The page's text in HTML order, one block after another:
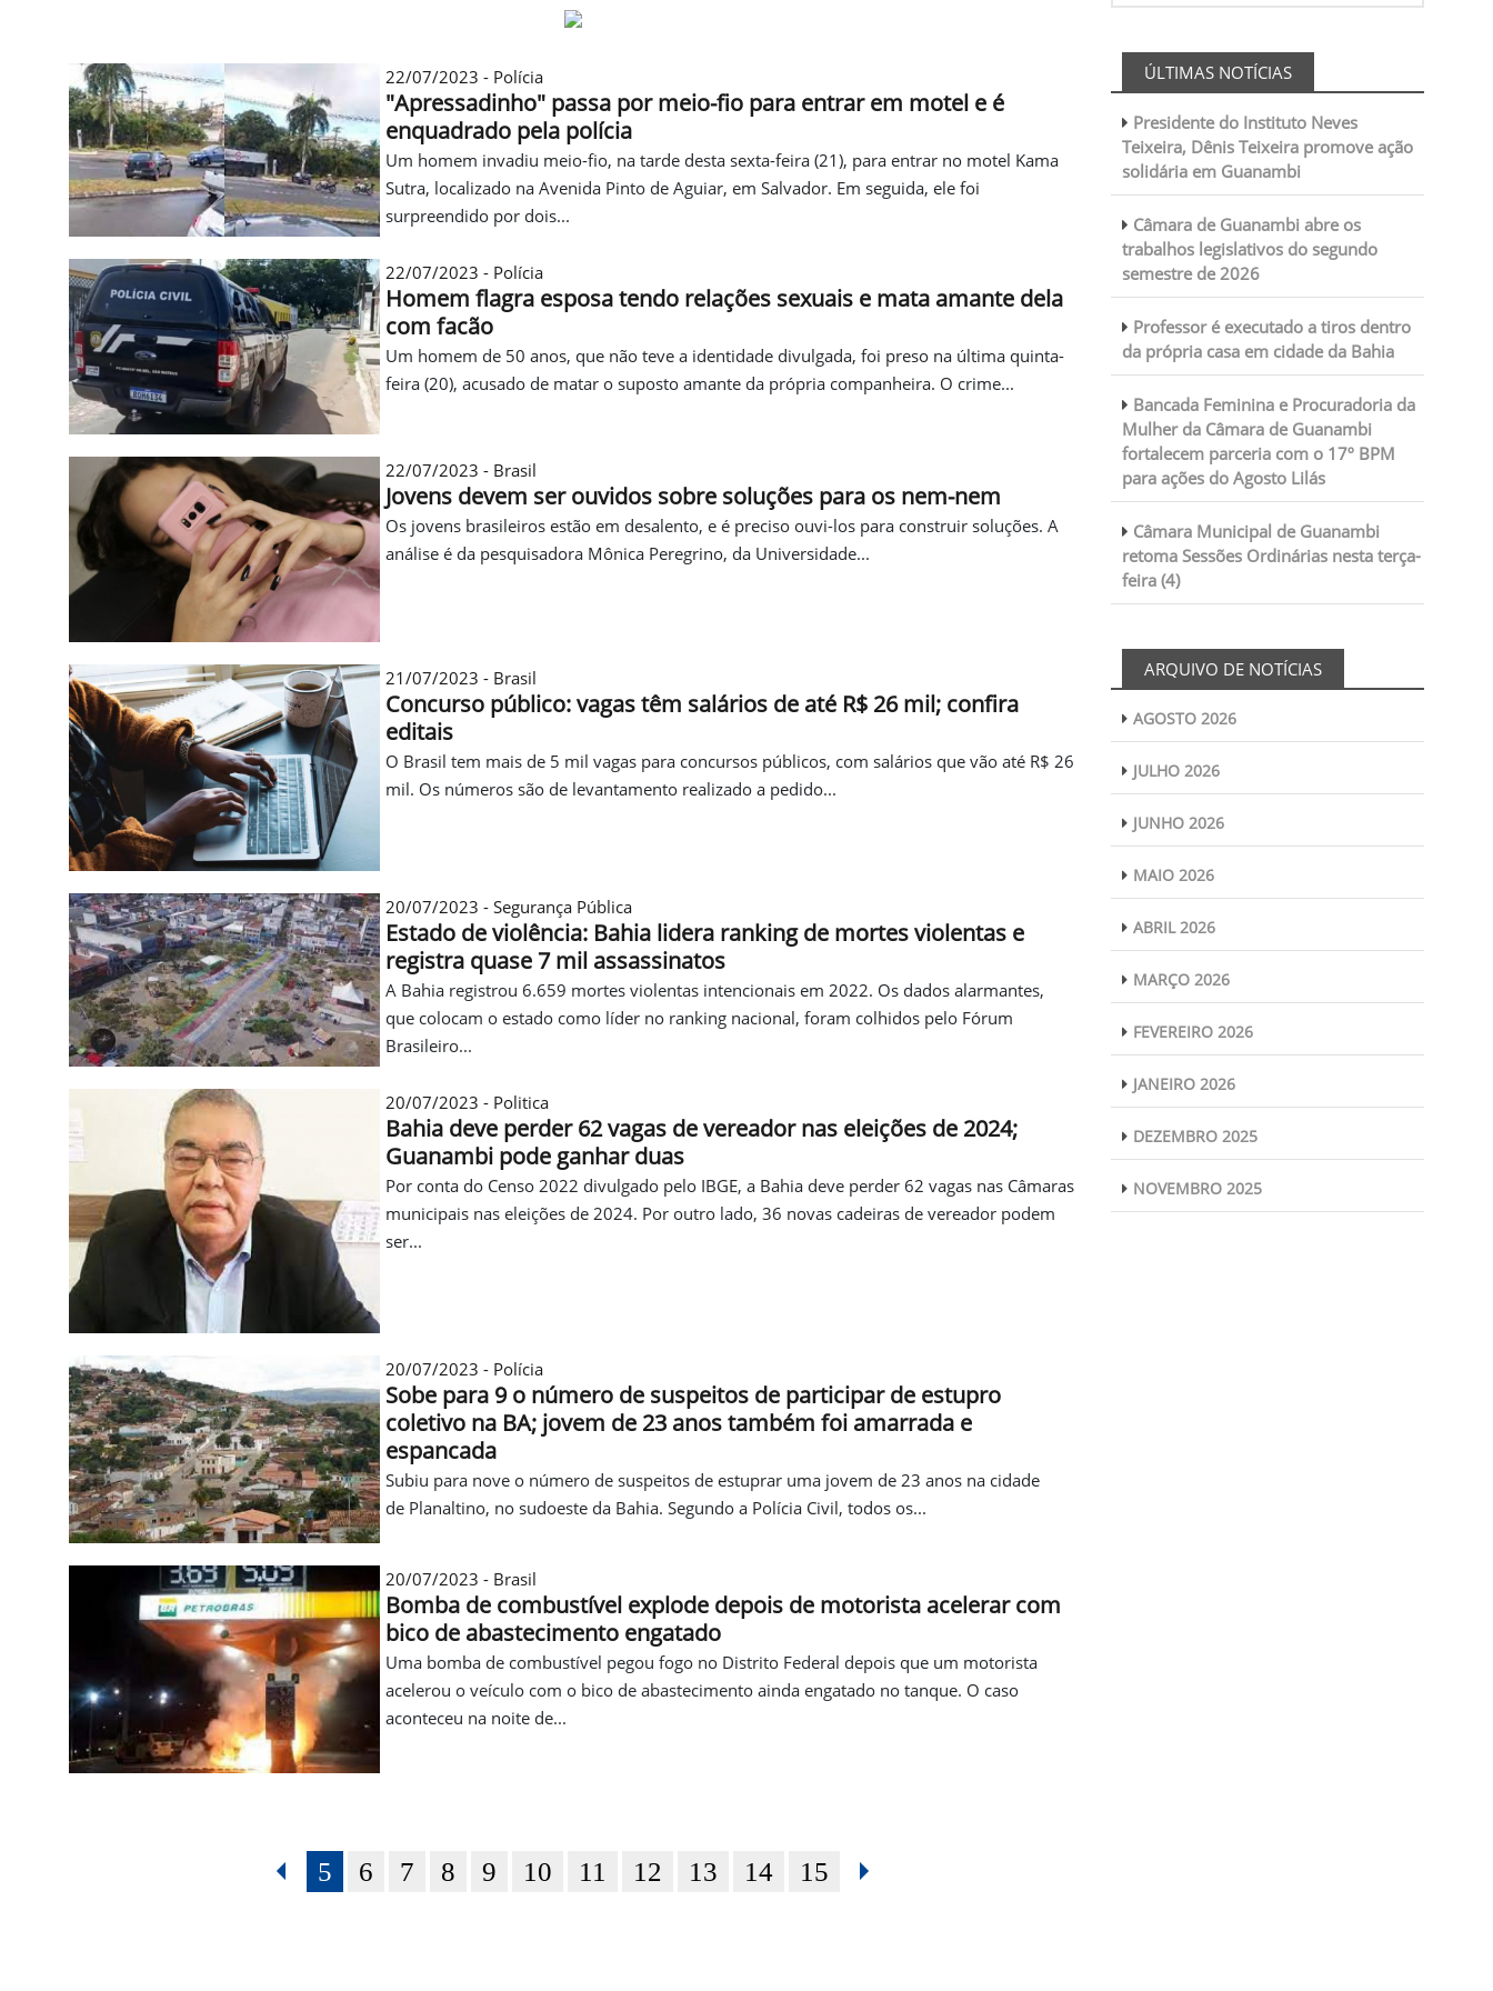
22/07/2023 - Polícia
"Apressadinho" passa por meio-fio para entrar em motel e é
enquadrado pela polícia
Um homem invadiu meio-fio, na tarde desta sexta-feira (21), para entrar no motel Kama
Sutra, localizado na Avenida Pinto de Aguiar, em Salvador. Em seguida, ele foi
surpreendido por dois...
22/07/2023 - Polícia
Homem flagra esposa tendo relações sexuais e mata amante dela
com facão
Um homem de 50 anos, que não teve a identidade divulgada, foi preso na última quinta-
feira (20), acusado de matar o suposto amante da própria companheira. O crime...
22/07/2023 - Brasil
Jovens devem ser ouvidos sobre soluções para os nem-nem
Os jovens brasileiros estão em desalento, e é preciso ouvi-los para construir soluções. A
análise é da pesquisadora Mônica Peregrino, da Universidade...
21/07/2023 - Brasil
Concurso público: vagas têm salários de até R$ 26 mil; confira
editais
O Brasil tem mais de 5 mil vagas para concursos públicos, com salários que vão até R$ 26
mil. Os números são de levantamento realizado a pedido...
20/07/2023 - Segurança Pública
Estado de violência: Bahia lidera ranking de mortes violentas e
registra quase 7 mil assassinatos
A Bahia registrou 6.659 mortes violentas intencionais em 2022. Os dados alarmantes,
que colocam o estado como líder no ranking nacional, foram colhidos pelo Fórum
Brasileiro...
20/07/2023 - Politica
Bahia deve perder 62 vagas de vereador nas eleições de 2024;
Guanambi pode ganhar duas
Por conta do Censo 2022 divulgado pelo IBGE, a Bahia deve perder 62 vagas nas Câmaras
municipais nas eleições de 2024. Por outro lado, 36 novas cadeiras de vereador podem
ser...
20/07/2023 - Polícia
Sobe para 9 o número de suspeitos de participar de estupro
coletivo na BA; jovem de 23 anos também foi amarrada e
espancada
Subiu para nove o número de suspeitos de estuprar uma jovem de 23 anos na cidade
de Planaltino, no sudoeste da Bahia. Segundo a Polícia Civil, todos os...
20/07/2023 - Brasil
Bomba de combustível explode depois de motorista acelerar com
bico de abastecimento engatado
Uma bomba de combustível pegou fogo no Distrito Federal depois que um motorista
acelerou o veículo com o bico de abastecimento ainda engatado no tanque. O caso
aconteceu na noite de...
5 6 7 8 9 10 11 12 13 14 15
ÚLTIMAS NOTÍCIAS
Presidente do Instituto Neves
Teixeira, Dênis Teixeira promove ação
solidária em Guanambi
Câmara de Guanambi abre os
trabalhos legislativos do segundo
semestre de 2026
Professor é executado a tiros dentro
da própria casa em cidade da Bahia
Bancada Feminina e Procuradoria da
Mulher da Câmara de Guanambi
fortalecem parceria com o 17º BPM
para ações do Agosto Lilás
Câmara Municipal de Guanambi
retoma Sessões Ordinárias nesta terça-
feira (4)
ARQUIVO DE NOTÍCIAS
AGOSTO 2026
JULHO 2026
JUNHO 2026
MAIO 2026
ABRIL 2026
MARÇO 2026
FEVEREIRO 2026
JANEIRO 2026
DEZEMBRO 2025
NOVEMBRO 2025